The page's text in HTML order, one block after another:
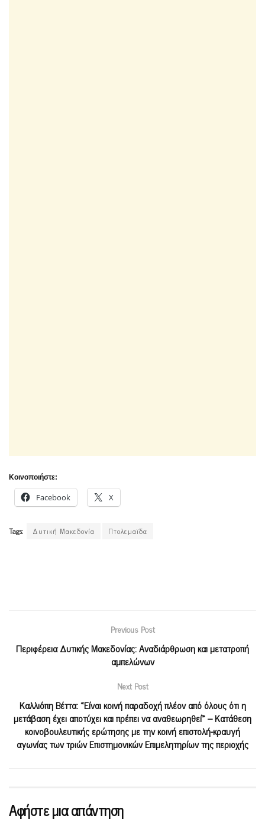
Κοινοποιήστε:
Facebook X
Tags: Δυτική Μακεδονία Πτολεμαϊδα
Previous Post
Περιφέρεια Δυτικής Μακεδονίας: Αναδιάρθρωση και μετατροπή
αμπελώνων
Next Post
Καλλιόπη Βέττα: «Είναι κοινή παραδοχή πλέον από όλους ότι η
μετάβαση έχει αποτύχει και πρέπει να αναθεωρηθεί» – Κατάθεση
κοινοβουλευτικής ερώτησης με την κοινή επιστολή-κραυγή
αγωνίας των τριών Επιστημονικών Επιμελητηρίων της περιοχής
Αφήστε μια απάντηση